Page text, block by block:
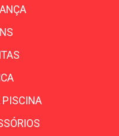
PISCINA